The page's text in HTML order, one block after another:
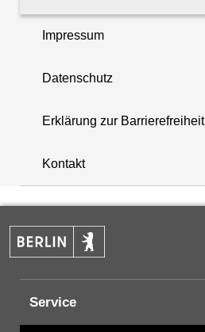
+
−
Impressum
Datenschutz
Erklärung zur Barrierefreiheit
Kontakt
Service